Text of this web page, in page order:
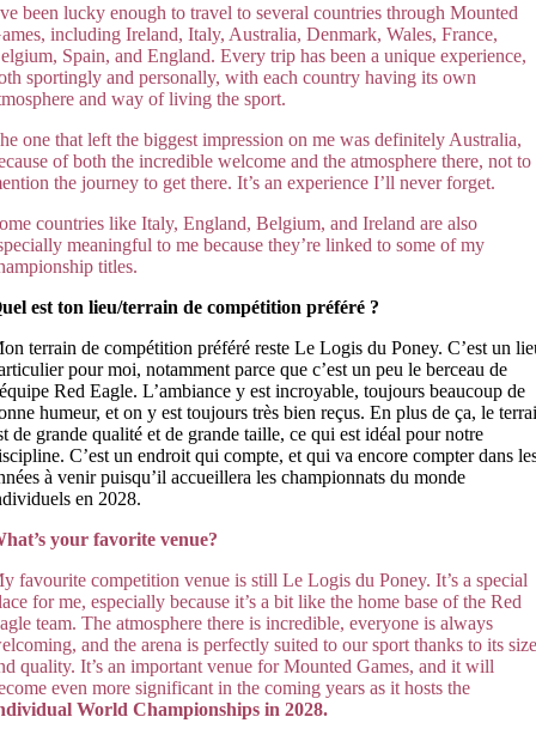
been lucky enough to travel to several countries through Mounted
includingIreland,Italy, Australia,Denmark,Wales,France,
, Spain, andEngland. Every trip has been a unique experience,
sportingly and personally, with each country having its own
and way of living the sport.
one that left the biggest impression on me was definitely Australia,
of both the incredible welcome and the atmosphere there, not to
the journey to get there. It’s an experience I’ll never forget.
countries like Italy, England, Belgium, and Ireland are also
meaningful to me because they’re linkedto some of my
titles.
est ton lieu/terrain de compétition préféré ?
terrain de compétition préféré reste Le Logis du Poney. C’est un
pour moi, notamment parce que c’est un peu le berceau de
Red Eagle. L’ambiance y est incroyable, toujours beaucoup de
humeur, et on y est toujours très bien reçus. En plus de ça, le
de grande qualité et de grande taille, ce qui est idéal pour notre
C’est un endroit qui compte, et qui va encore compter dans
à venir puisqu’il accueillera les championnats du monde
en 2028.
your favorite venue?
favourite competition venue is still Le Logis du Poney. It’s a special
for me, especially because it’s a bit like the home base of the Red
team. The atmosphere there is incredible, everyone is always
and the arena is perfectly suited to our sport thanks to its
quality. It’s an important venue for Mounted Games, and it will
even more significant in the coming years as it hosts the
World Championships in 2028.